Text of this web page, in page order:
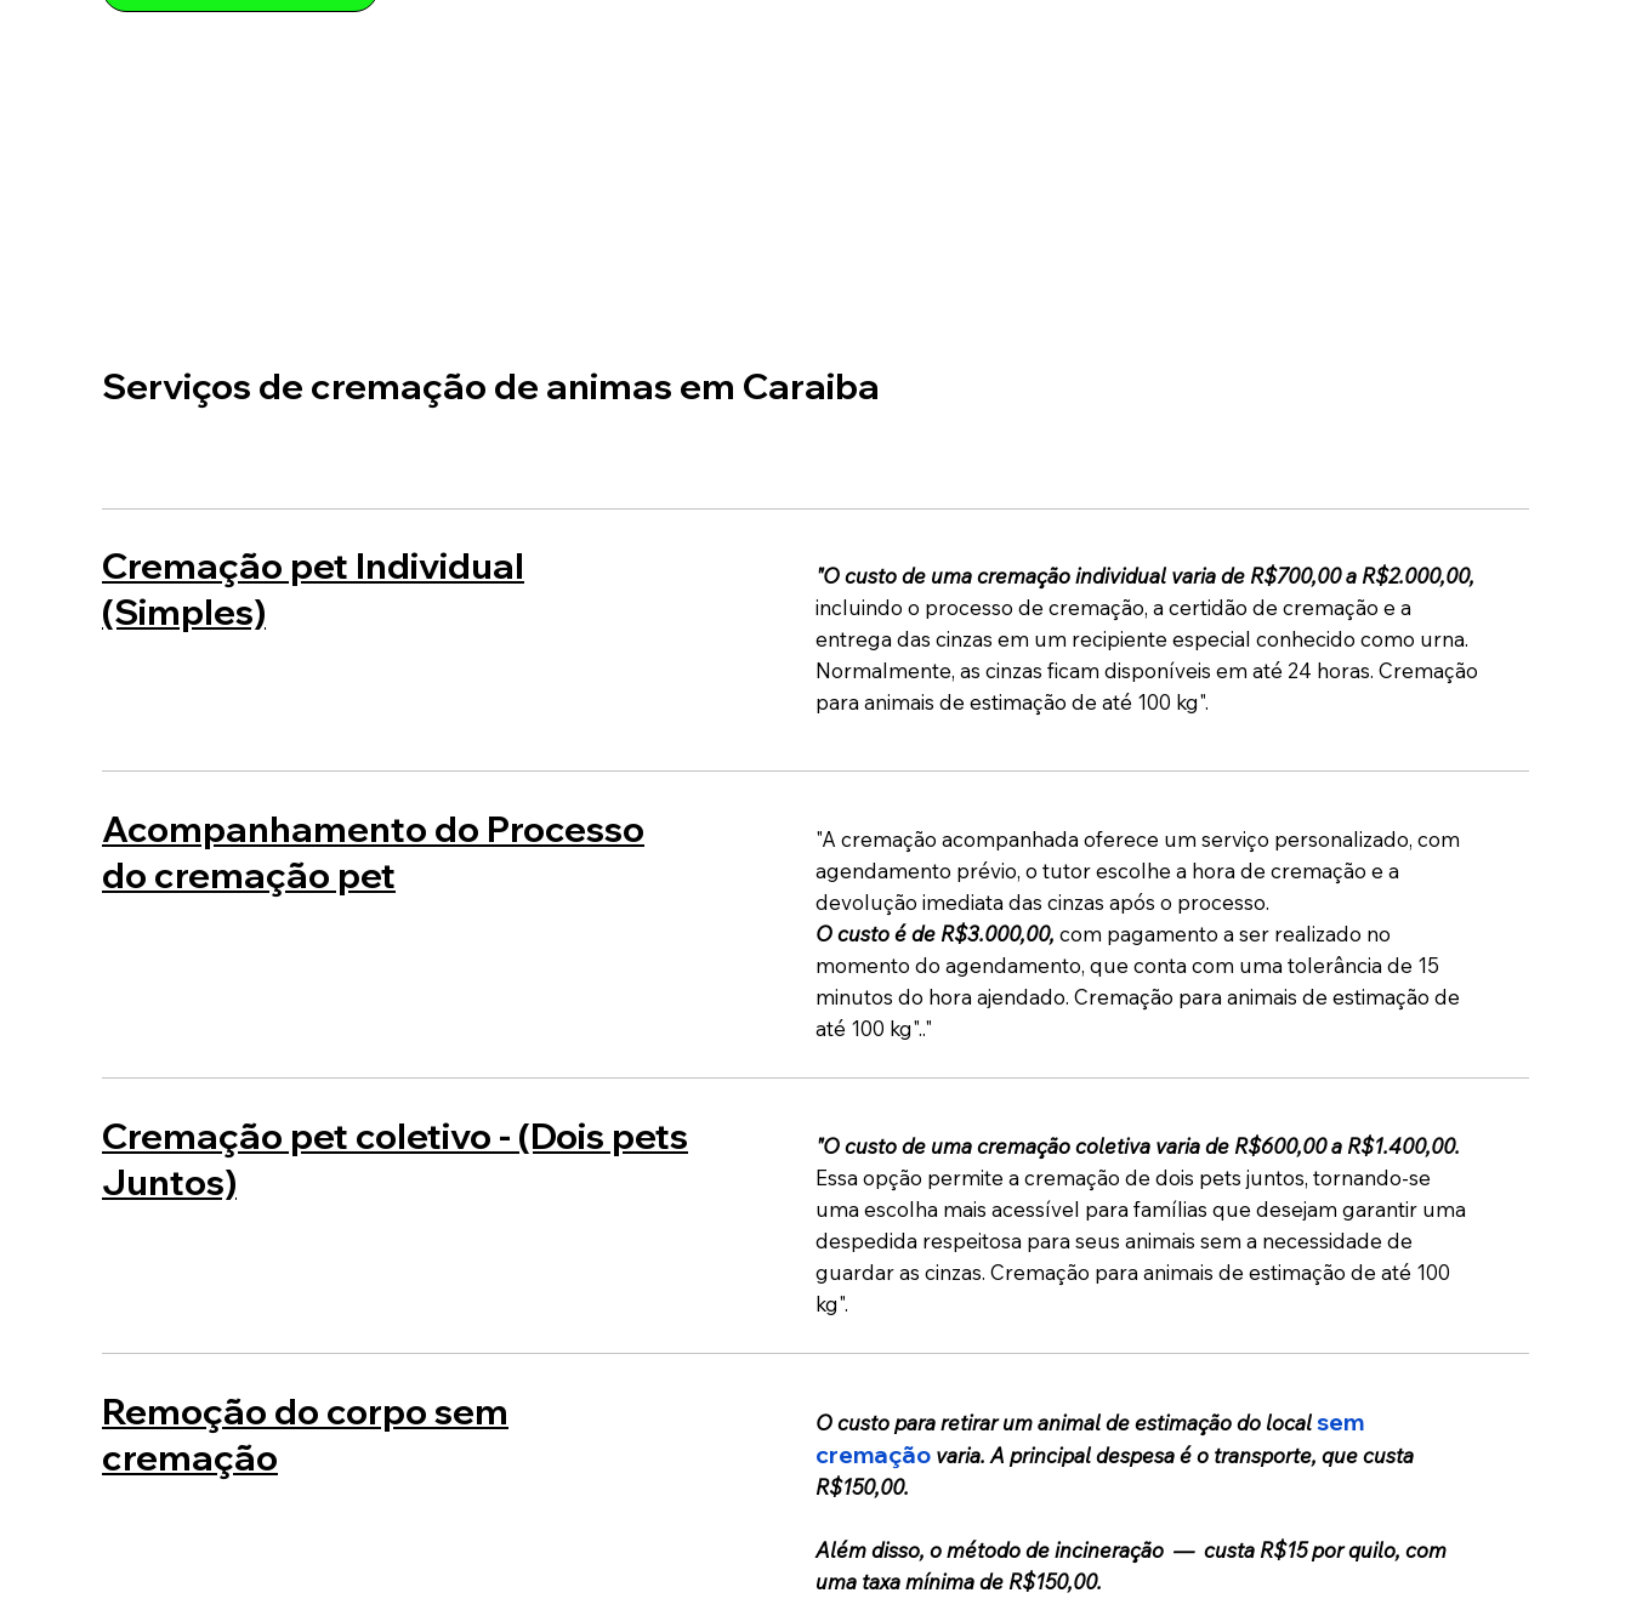
Serviços de cremação de animas em Caraiba
Cremação pet Individual
(Simples)
"O custo de uma cremação individual varia de R$700,00 a R$2.000,00,
incluindo o processo de cremação, a certidão de cremação e a
entrega das cinzas em um recipiente especial conhecido como urna.
Normalmente, as cinzas ficam disponíveis em até 24 horas. Cremação
para animais de estimação de até 100 kg".
Acompanhamento do Processo
do cremação pet
"A cremação acompanhada oferece um serviço personalizado, com
agendamento prévio, o tutor escolhe a hora de cremação e a
devolução imediata das cinzas após o processo.
O custo é de R$3.000,00, com pagamento a ser realizado no
momento do agendamento, que conta com uma tolerância de 15
minutos do hora ajendado. Cremação para animais de estimação de
até 100 kg".."
Cremação pet coletivo - (Dois pets
Juntos)
"O custo de uma cremação coletiva varia de R$600,00 a R$1.400,00.
Essa opção permite a cremação de dois pets juntos, tornando-se
uma escolha mais acessível para famílias que desejam garantir uma
despedida respeitosa para seus animais sem a necessidade de
guardar as cinzas. Cremação para animais de estimação de até 100
kg".
Remoção do corpo sem
cremação
O custo para retirar um animal de estimação do localsem
cremação varia. A principal despesa é o transporte, que custa
R$150,00.
Além disso, o método de incineração — custa R$15 por quilo, com
uma taxa mínima de R$150,00.